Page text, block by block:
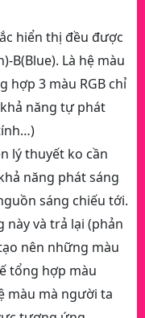
hiển thị đều được
B(Blue). Là hệ màu
hợp 3 màu RGB chỉ
năng tự phát
lý thuyết ko cần
năng phát sáng
sáng chiếu tới.
này và trả lại (phản
nên những màu
tổng hợp màu
màu mà người ta